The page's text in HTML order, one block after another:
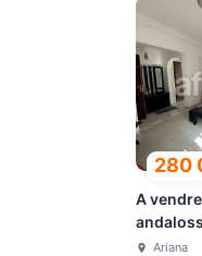
280
A
andaloss
Ariana